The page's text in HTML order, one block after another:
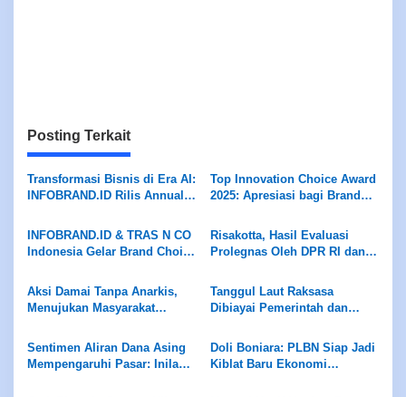
Posting Terkait
Transformasi Bisnis di Era AI:
INFOBRAND.ID Rilis Annual
Corporate & Brand
Champions 2026
Top Innovation Choice Award
2025: Apresiasi bagi Brand
INFOBRAND.ID & TRAS N CO
Indonesia Gelar Brand Choice
Risakotta, Hasil Evaluasi
Prolegnas Oleh DPR RI dan
Bagi Dunia Usaha
Aksi Damai Tanpa Anarkis,
Menujukan Masyarakat
Tanggul Laut Raksasa
Dibiayai Pemerintah dan
Sentimen Aliran Dana Asing
Mempengaruhi Pasar: Inilah
Doli Boniara: PLBN Siap Jadi
Kiblat Baru Ekonomi